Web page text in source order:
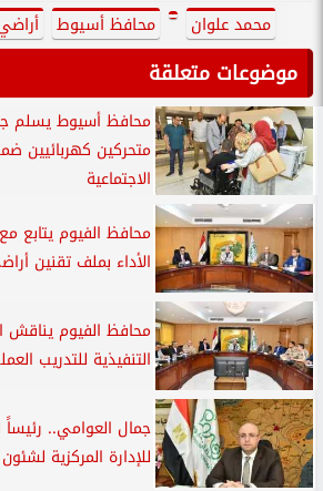
محمد علوان محافظ أسيوط
موضوعات متعلقة
محافظ أسيوط يسلم
متحركين كهربائيين
الاجتماعية
محافظ الفيوم يتابع
الأداء بملف تقنين
محافظ الفيوم يناقش
التنفيذية للتدريب
جمال العوامي..
للإدارة المركزية